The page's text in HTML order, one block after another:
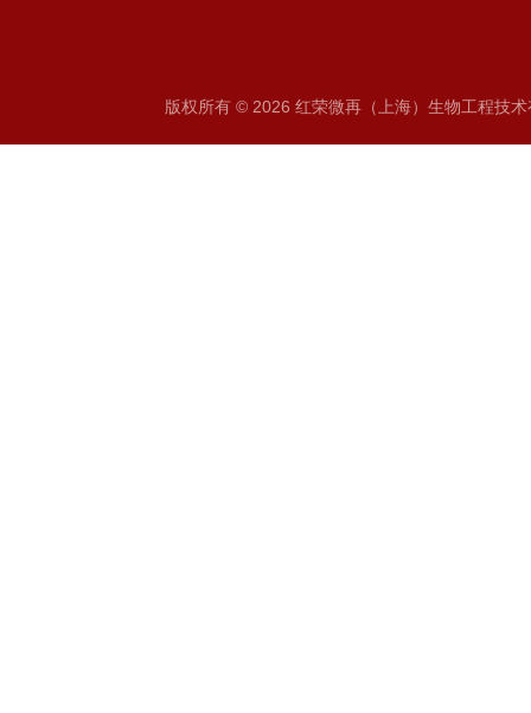
版权所有 © 2026 红荣微再（上海）生物工程技